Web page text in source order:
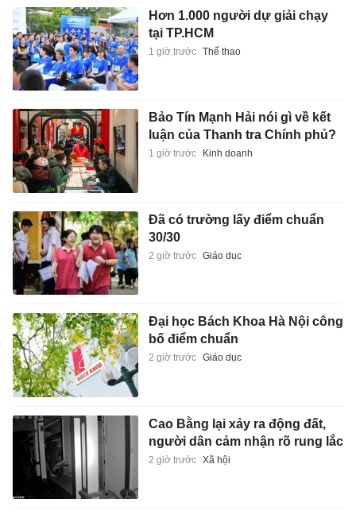
Hơn 1.000 người dự giải chạy
tại TP.HCM
1 giờ trước Thể thao
Bảo Tín Mạnh Hải nói gì về kết
luận của Thanh tra Chính phủ?
1 giờ trước Kinh doanh
Đã có trường lấy điểm chuẩn
30/30
2 giờ trước Giáo dục
Đại học Bách Khoa Hà Nội công
bố điểm chuẩn
2 giờ trước Giáo dục
Cao Bằng lại xảy ra động đất,
người dân cảm nhận rõ rung lắc
2 giờ trước Xã hội